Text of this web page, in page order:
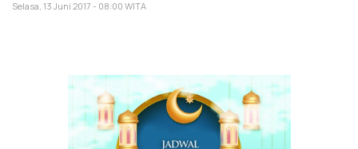
Selasa, 13 Juni 2017 - 08:00 WITA